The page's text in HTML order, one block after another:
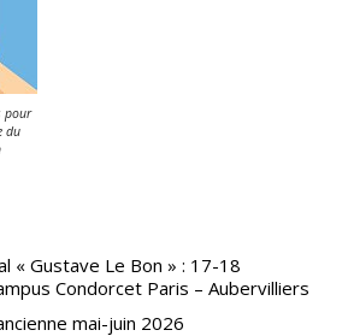
pour
du
« Gustave Le Bon » : 17-18
Condorcet Paris – Aubervilliers
mai-juin 2026